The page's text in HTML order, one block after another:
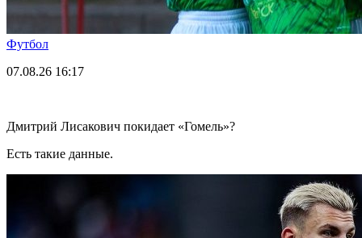
Футбол
07.08.26 16:17
Дмитрий Лисакович покидает «Гомель»?
Есть такие данные.